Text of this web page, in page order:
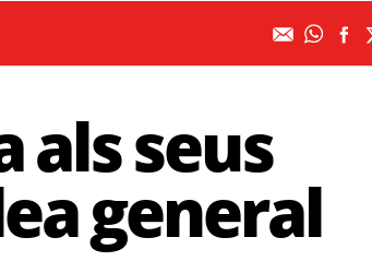
als seus
general